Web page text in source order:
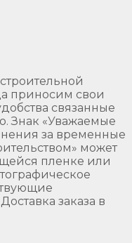
приносим свои
связанные
Знак «Уважаемые
за временные
может
пленке или
заказа в